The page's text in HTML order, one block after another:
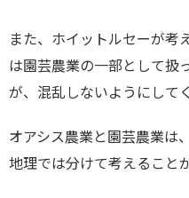
また、ホイットルセーが考
は園芸農業の一部として扱
が、混乱しないようにして
オアシス農業と園芸農業は
地理では分けて考えること